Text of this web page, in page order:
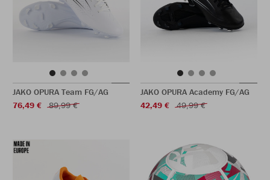
JAKO OPURA Team FG/AG
76,49 €
89,99 €
JAKO OPURA Academy FG/AG
42,49 €
49,99 €